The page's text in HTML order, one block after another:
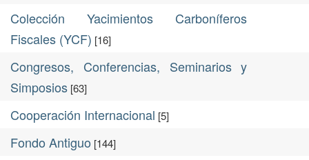
Colección Yacimientos Carboníferos
Fiscales (YCF) [16]
Congresos, Conferencias, Seminarios y
Simposios [63]
Cooperación Internacional [5]
Fondo Antiguo [144]